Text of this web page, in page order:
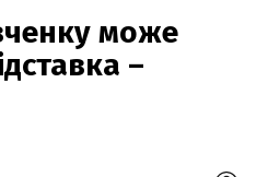
може
–